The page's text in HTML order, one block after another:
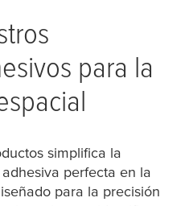
para la
simplifica la
perfecta en la
para la precisión